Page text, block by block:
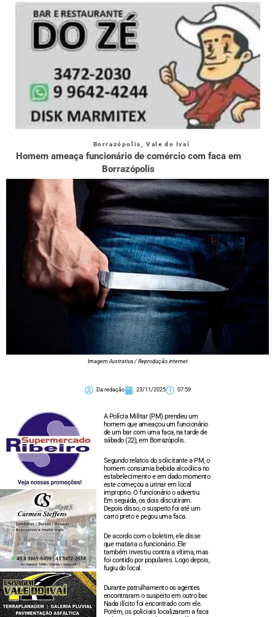
Borrazópolis ,Vale do Ivaí
Homem ameaça funcionário de comércio com faca em
Borrazópolis
Imagem ilustrativa / Reprodução internet
Da redação 23/11/2025 07:59
A Polícia Militar (PM) prendeu um
homem que ameaçou um funcionário
de um bar com uma faca, na tarde de
sábado (22), em Borrazópolis.
Segundo relatos do solicitante a PM, o
homem consumia bebida alcoólica no
estabelecimento e em dado momento
este começou a urinar em local
improprio. O funcionário o advertiu.
Em seguida, os dois discutiram.
Depois disso, o suspeito foi até um
carro preto e pegou uma faca.
De acordo com o boletim, ele disse
que mataria o funcionário. Ele
também investiu contra a vítima, mas
foi contido por populares. Logo depois,
fugiu do local.
Durante patrulhamento os agentes
encontraram o suspeito em outro bar.
Nada ilícito foi encontrado com ele.
Porém, os policiais localizaram a faca